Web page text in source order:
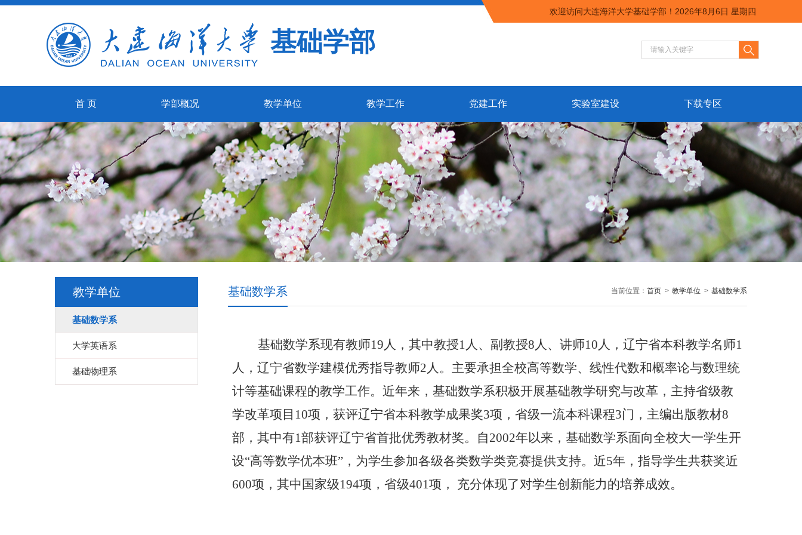
基础学部
欢迎访问大连海洋大学基础学部！ 2026年8月6日 星期四
首 页 学部概况 教学单位 教学工作 党建工作 实验室建设 下载专区
教学单位
基础数学系
大学英语系
基础物理系
当前位置： 首页 > 教学单位 > 基础数学系
基础数学系
基础数学系现有教师19人，其中教授1人、副教授8人、讲师10人，辽宁省本科教学名师1
人，辽宁省数学建模优秀指导教师2人。主要承担全校高等数学、线性代数和概率论与数理统
计等基础课程的教学工作。近年来，基础数学系积极开展基础教学研究与改革，主持省级教
学改革项目10项，获评辽宁省本科教学成果奖3项，省级一流本科课程3门，主编出版教材8
部，其中有1部获评辽宁省首批优秀教材奖。自2002年以来，基础数学系面向全校大一学生开
设“高等数学优本班”，为学生参加各级各类数学类竞赛提供支持。近5年，指导学生共获奖近
600项，其中国家级194项，省级401项， 充分体现了对学生创新能力的培养成效。